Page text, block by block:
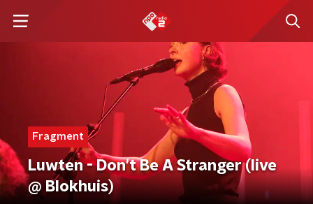
Fragment
Luwten - Don't Be A Stranger (live
@ Blokhuis)